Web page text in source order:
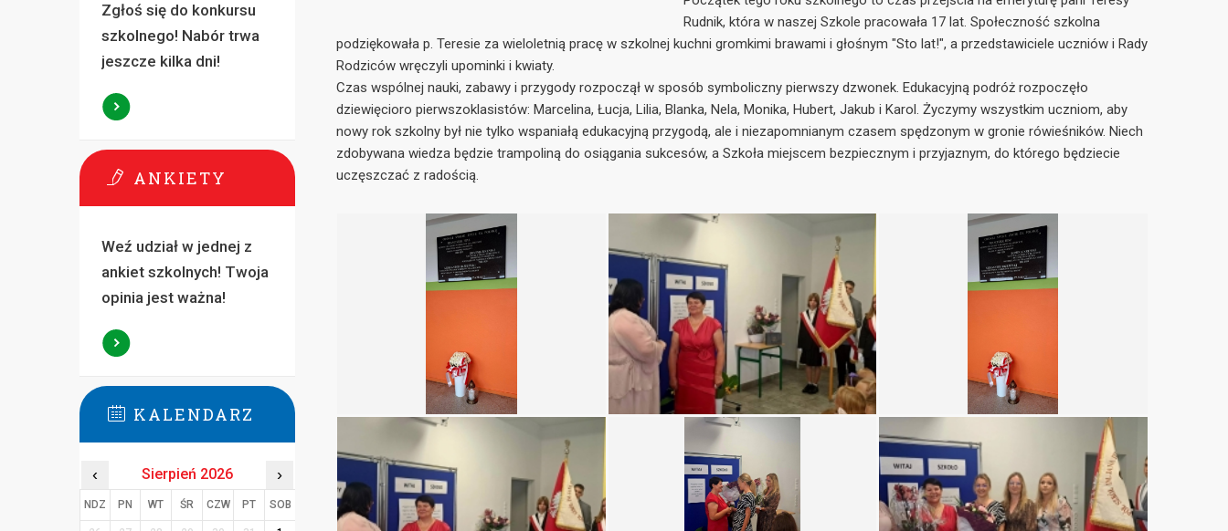
Rudnik, która w naszej Szkole pracowała 17 lat. Społeczność szkolna
podziękowała p. Teresie za wieloletnią pracę w szkolnej kuchni gromkimi brawami i głośnym "Sto lat!", a przedstawiciele uczniów i Rady
Rodziców wręczyli upominki i kwiaty.
Czas wspólnej nauki, zabawy i przygody rozpoczął w sposób symboliczny pierwszy dzwonek. Edukacyjną podróż rozpoczęło
dziewięcioro pierwszoklasistów: Marcelina, Łucja, Lilia, Blanka, Nela, Monika, Hubert, Jakub i Karol. Życzymy wszystkim uczniom, aby
nowy rok szkolny był nie tylko wspaniałą edukacyjną przygodą, ale i niezapomnianym czasem spędzonym w gronie rówieśników. Niech
zdobywana wiedza będzie trampoliną do osiągania sukcesów, a Szkoła miejscem bezpiecznym i przyjaznym, do którego będziecie
uczęszczać z radością.
Zgłoś się do konkursu
szkolnego! Nabór trwa
jeszcze kilka dni!
ANKIETY
Weź udział w jednej z
ankiet szkolnych! Twoja
opinia jest ważna!
KALENDARZ
‹ Sierpień 2026 ›
NDZ PN WT ŚR CZW PT SOB